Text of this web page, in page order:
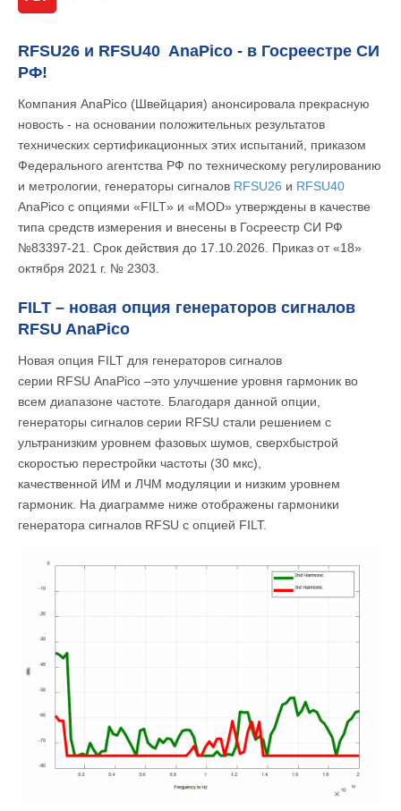
RFSU26 и RFSU40 AnaPico - в Госреестре СИ
РФ!
Компания AnaPico (Швейцария) анонсировала прекрасную
новость - на основании положительных результатов
технических сертификационных этих испытаний, приказом
Федерального агентства РФ по техническому регулированию
и метрологии, генераторы сигналов RFSU26 и RFSU40
AnaPico с опциями «FILT» и «MOD» утверждены в качестве
типа средств измерения и внесены в Госреестр СИ РФ
№83397-21. Срок действия до 17.10.2026. Приказ от «18»
октября 2021 г. № 2303.​
FILT – новая опция генераторов сигналов
RFSU AnaPico
Новая опция FILT для генераторов сигналов
серии RFSU AnaPico –это улучшение уровня гармоник во
всем диапазоне частоте. Благодаря данной опции,
генераторы сигналов серии RFSU стали решением с
ультранизким уровнем фазовых шумов, сверхбыстрой
скоростью перестройки частоты (30 мкс),
качественной ИМ и ЛЧМ модуляции и низким уровнем
гармоник. На диаграмме ниже отображены гармоники
генератора сигналов RFSU c опцией FILT.